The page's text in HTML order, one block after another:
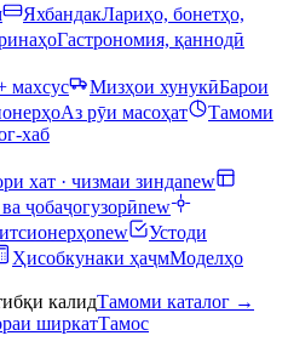
ЯхбандакЛариҳо, бонетҳо,
Гастрономия, қаннодӣ
махсус Мизҳои хунукӣБарои
Аз рӯи масоҳат
Тамоми
хаб
хат · чизмаи зиндаnew
ҷобаҷогузорӣnew
new
Устоди
Ҳисобкунаки ҳаҷмМоделҳо
калидТамоми каталог →
ширкатТамос